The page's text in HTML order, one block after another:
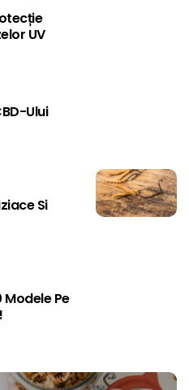
UV
Ului
Si
Modele Pe